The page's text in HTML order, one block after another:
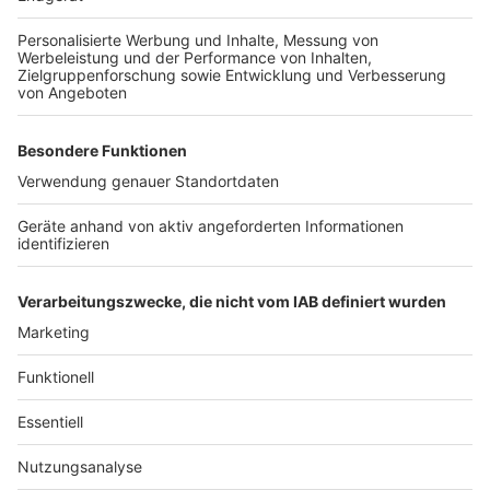
Weitere Themen von Rhein und Erft
Mehr Unfälle mit jungen Menschen im Rhein-Erft-
Kreis
Verkehrsentlastung zwischen Brühl und Wesseling
Kita Farbenland in Hürth: Wiedereröffnung nach
Sanierung
Anzeige